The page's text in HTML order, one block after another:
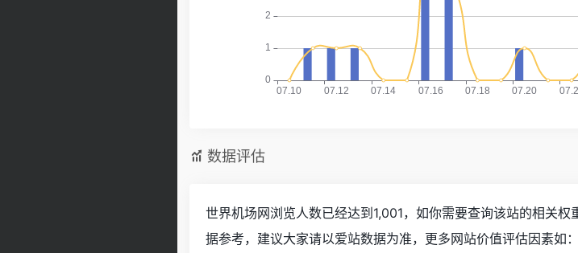
数据评估
世界机场网浏览人数已经达到1,001，如你需要查询该站的相关权
据参考，建议大家请以爱站数据为准，更多网站价值评估因素